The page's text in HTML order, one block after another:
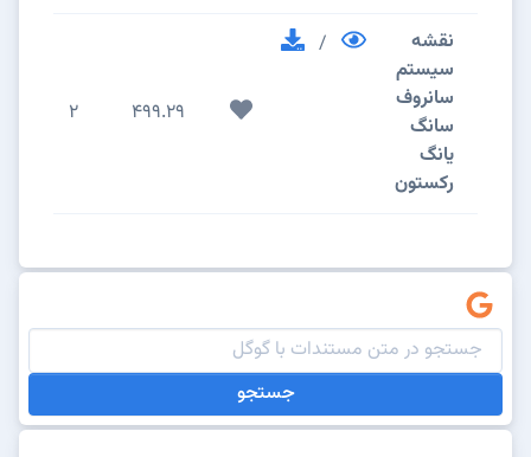
نقشه
سیستم
سانروف
سانگ
یانگ
رکستون
/
499.29
2
جستجو